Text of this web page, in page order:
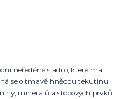
neředěné sladilo, které má
se o tmavě hnědou tekutinu
minerálů a stopových prvků.